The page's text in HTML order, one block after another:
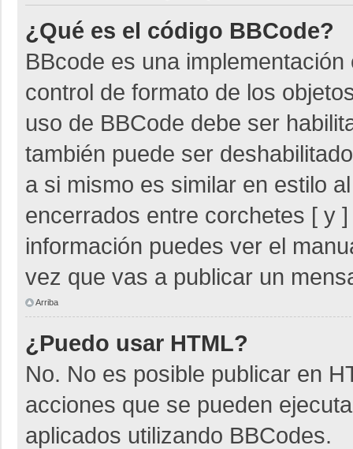
¿Qué es el código BBCode?
BBcode es una
control de formato de los
uso de BBCode debe ser
también puede ser
a si mismo es similar en estilo
encerrados entre corchetes [ y
información puedes ver el
vez que vas a publicar un
Arriba
¿Puedo usar HTML?
No. No es posible publicar en
acciones que se pueden
aplicados utilizando BBCodes.